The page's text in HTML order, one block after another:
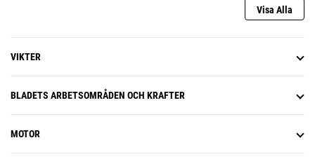
förfallodatum för inspektioner.
Fatta välgrundade, databaserade
beslut för att sänka
produktivitetshantering kan du
analysera övergripande prestanda
Visa Alla
VIKTER
BLADETS ARBETSOMRÅDEN OCH KRAFTER
MOTOR